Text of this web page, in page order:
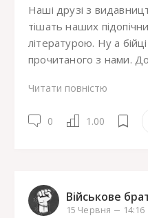
Наші друзі з
тішать наших
літературою. Ну а
прочитаного з нами.
Читати повністю
0 1.00
Військове
15 Червня 14:16